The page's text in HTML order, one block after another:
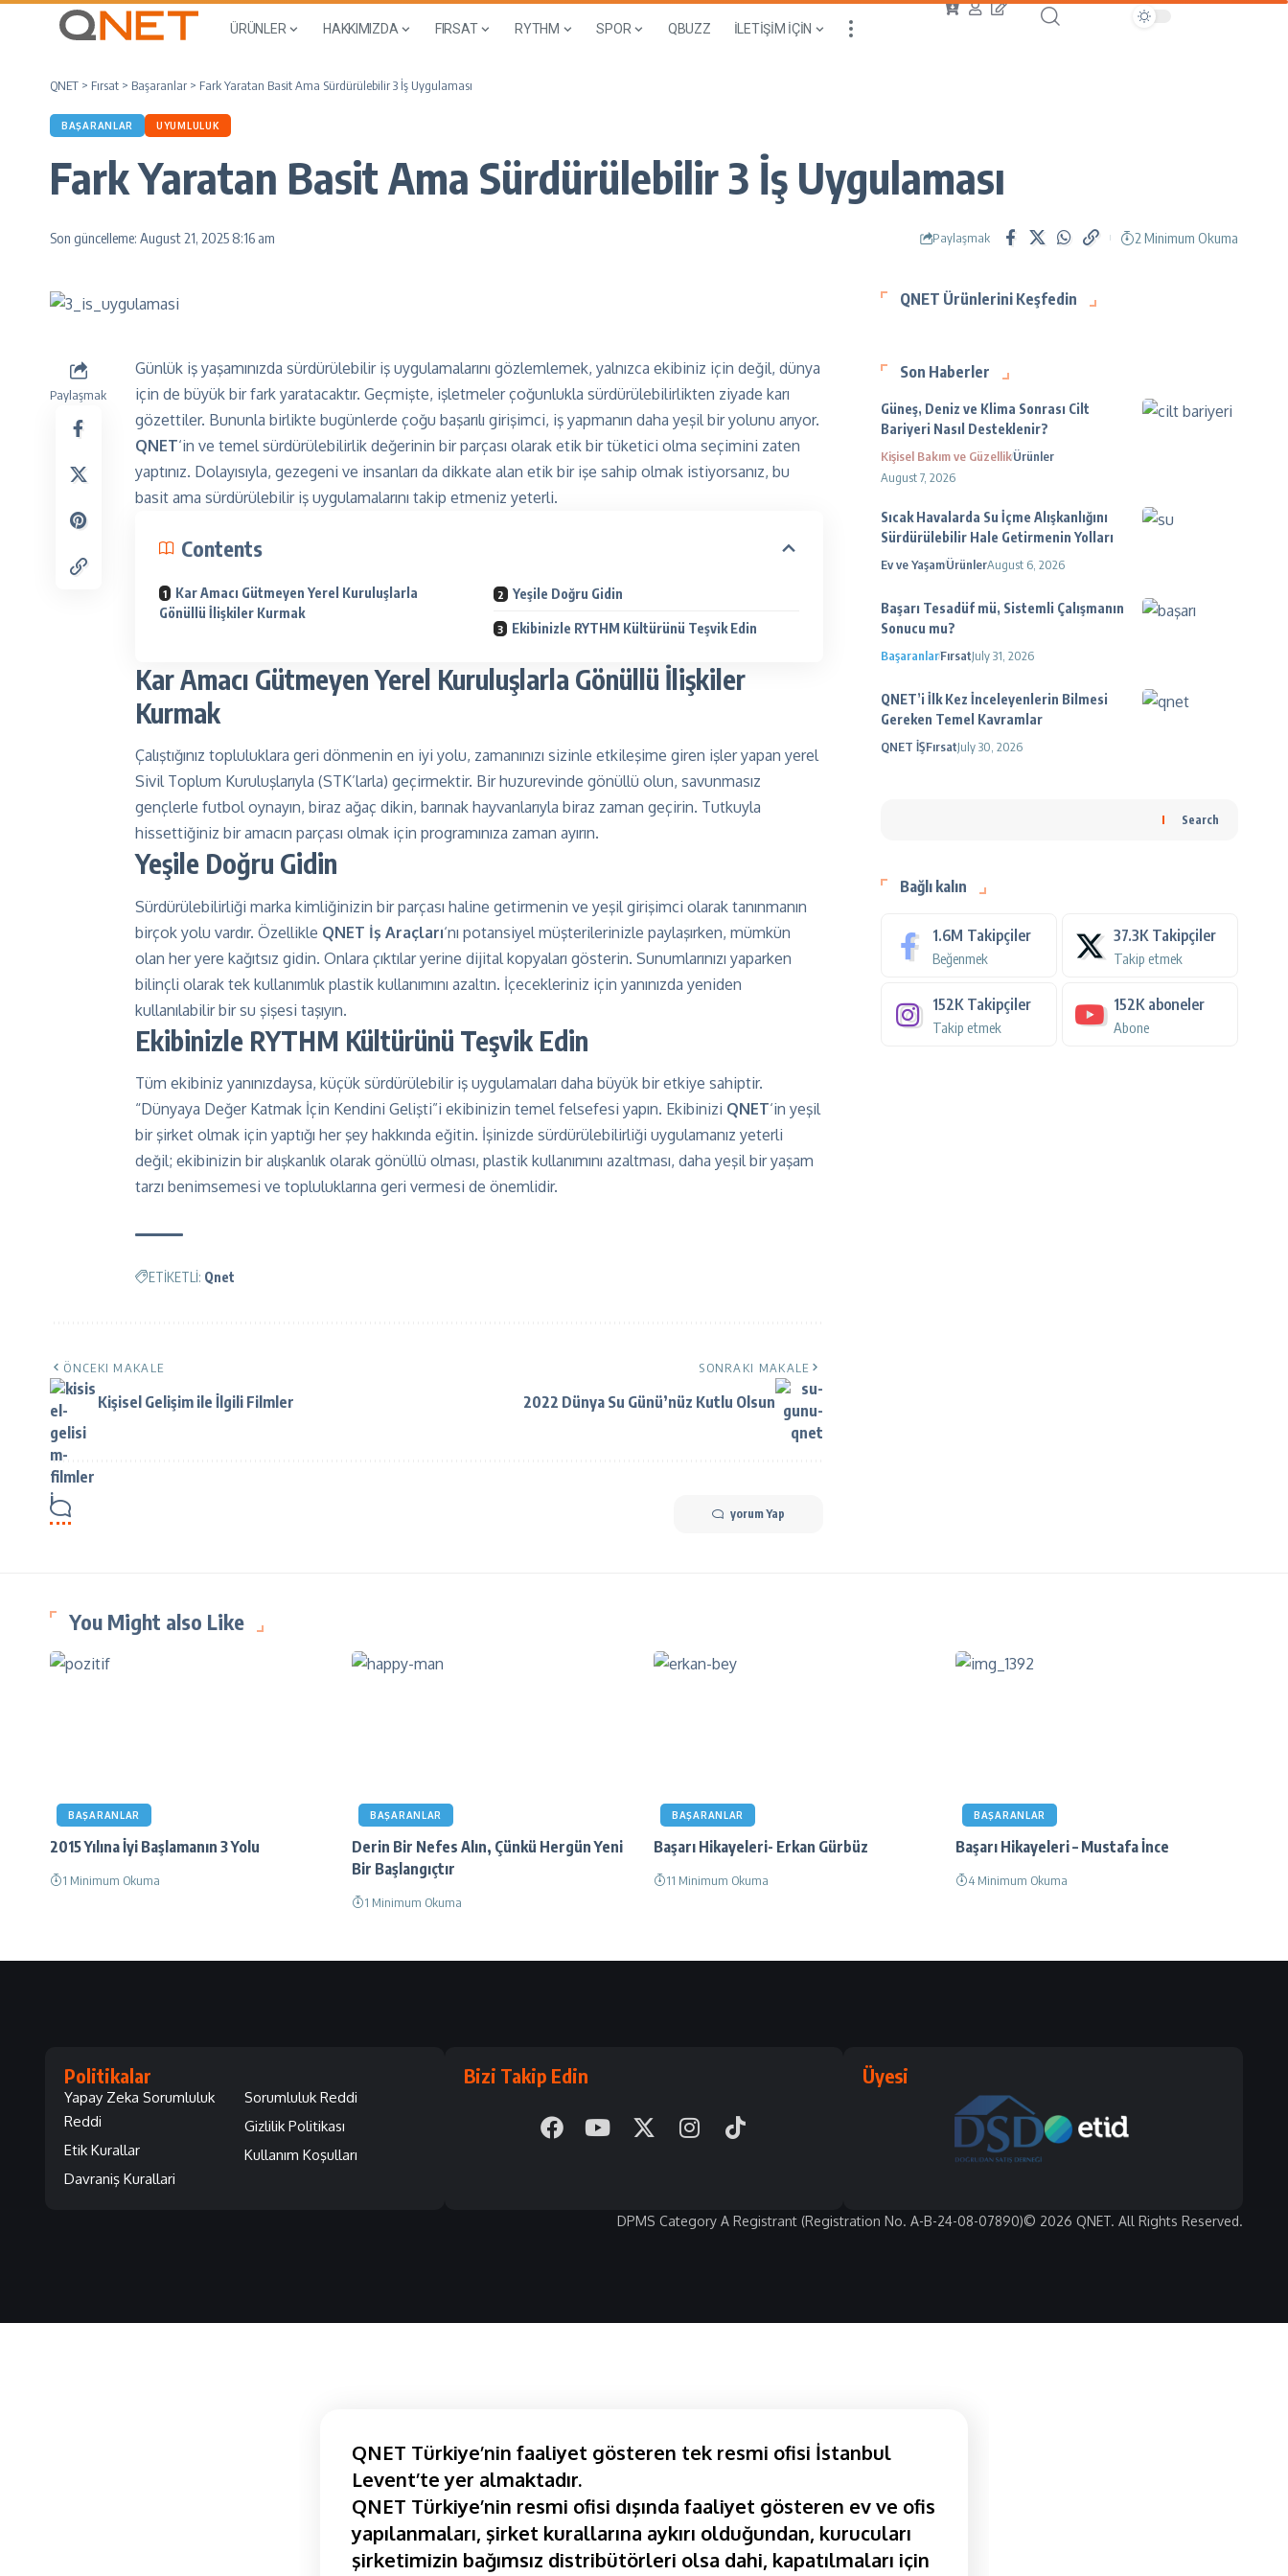
ÜRÜNLER HAKKIMIZDA FIRSAT RYTHM SPOR QBUZZ İLETİŞİM İÇİN
QNET > Fırsat > Başaranlar > Fark Yaratan Basit Ama Sürdürülebilir 3 İş Uygulaması
BAŞARANLAR UYUMLULUK
Fark Yaratan Basit Ama Sürdürülebilir 3 İş Uygulaması
Son güncelleme: August 21, 2025 8:16 am Paylaşmak 2 Minimum Okuma
Paylaşmak
Günlük iş yaşamınızda sürdürülebilir iş uygulamalarını gözlemlemek, yalnızca ekibiniz için değil, dünya
için de büyük bir fark yaratacaktır. Geçmişte, işletmeler çoğunlukla sürdürülebilirlikten ziyade karı
gözettiler. Bununla birlikte bugünlerde çoğu başarılı girişimci, iş yapmanın daha yeşil bir yolunu arıyor.
QNET‘in ve temel sürdürülebilirlik değerinin bir parçası olarak etik bir tüketici olma seçimini zaten
yaptınız. Dolayısıyla, gezegeni ve insanları da dikkate alan etik bir işe sahip olmak istiyorsanız, bu
basit ama sürdürülebilir iş uygulamalarını takip etmeniz yeterli.
Contents
Kar Amacı Gütmeyen Yerel Kuruluşlarla
Gönüllü İlişkiler Kurmak
Yeşile Doğru Gidin
Ekibinizle RYTHM Kültürünü Teşvik Edin
Kar Amacı Gütmeyen Yerel Kuruluşlarla Gönüllü İlişkiler
Kurmak
Çalıştığınız topluluklara geri dönmenin en iyi yolu, zamanınızı sizinle etkileşime giren işler yapan yerel
Sivil Toplum Kuruluşlarıyla (STK’larla) geçirmektir. Bir huzurevinde gönüllü olun, savunmasız
gençlerle futbol oynayın, biraz ağaç dikin, barınak hayvanlarıyla biraz zaman geçirin. Tutkuyla
hissettiğiniz bir amacın parçası olmak için programınıza zaman ayırın.
Yeşile Doğru Gidin
Sürdürülebilirliği marka kimliğinizin bir parçası haline getirmenin ve yeşil girişimci olarak tanınmanın
birçok yolu vardır. Özellikle QNET İş Araçları‘nı potansiyel müşterilerinizle paylaşırken, mümkün
olan her yere kağıtsız gidin. Onlara çıktılar yerine dijital kopyaları gösterin. Sunumlarınızı yaparken
bilinçli olarak tek kullanımlık plastik kullanımını azaltın. İçecekleriniz için yanınızda yeniden
kullanılabilir bir su şişesi taşıyın.
Ekibinizle RYTHM Kültürünü Teşvik Edin
Tüm ekibiniz yanınızdaysa, küçük sürdürülebilir iş uygulamaları daha büyük bir etkiye sahiptir.
“Dünyaya Değer Katmak İçin Kendini Gelişti”i ekibinizin temel felsefesi yapın. Ekibinizi QNET‘in yeşil
bir şirket olmak için yaptığı her şey hakkında eğitin. İşinizde sürdürülebilirliği uygulamanız yeterli
değil; ekibinizin bir alışkanlık olarak gönüllü olması, plastik kullanımını azaltması, daha yeşil bir yaşam
tarzı benimsemesi ve topluluklarına geri vermesi de önemlidir.
ETİKETLİ: Qnet
ÖNCEKI MAKALE
Kişisel Gelişim ile İlgili Filmler
SONRAKI MAKALE
2022 Dünya Su Günü’nüz Kutlu Olsun
yorum Yap
QNET Ürünlerini Keşfedin
Son Haberler
Güneş, Deniz ve Klima Sonrası Cilt
Bariyeri Nasıl Desteklenir?
Kişisel Bakım ve GüzellikÜrünler
August 7, 2026
Sıcak Havalarda Su İçme Alışkanlığını
Sürdürülebilir Hale Getirmenin Yolları
Ev ve YaşamÜrünlerAugust 6, 2026
Başarı Tesadüf mü, Sistemli Çalışmanın
Sonucu mu?
BaşaranlarFırsatJuly 31, 2026
QNET’i İlk Kez İnceleyenlerin Bilmesi
Gereken Temel Kavramlar
QNET İŞFırsatJuly 30, 2026
Search
Bağlı kalın
1.6M Takipçiler
Beğenmek
37.3K Takipçiler
Takip etmek
152K Takipçiler
Takip etmek
152K aboneler
Abone
You Might also Like
BAŞARANLAR
2015 Yılına İyi Başlamanın 3 Yolu
1 Minimum Okuma
BAŞARANLAR
Derin Bir Nefes Alın, Çünkü Hergün Yeni
Bir Başlangıçtır
1 Minimum Okuma
BAŞARANLAR
Başarı Hikayeleri- Erkan Gürbüz
11 Minimum Okuma
BAŞARANLAR
Başarı Hikayeleri – Mustafa İnce
4 Minimum Okuma
Politikalar
Yapay Zeka Sorumluluk
Reddi
Etik Kurallar
Davraniş Kurallari
Sorumluluk Reddi
Gizlilik Politikası
Kullanım Koşulları
Bizi Takip Edin Üyesi
© 2026 QNET. All Rights Reserved.
DPMS Category A Registrant (Registration No. A-B-24-08-07890)
QNET Türkiye’nin faaliyet gösteren tek resmi ofisi İstanbul
Levent’te yer almaktadır.
QNET Türkiye’nin resmi ofisi dışında faaliyet gösteren ev ve ofis
yapılanmaları, şirket kurallarına aykırı olduğundan, kurucuları
şirketimizin bağımsız distribütörleri olsa dahi, kapatılmaları için